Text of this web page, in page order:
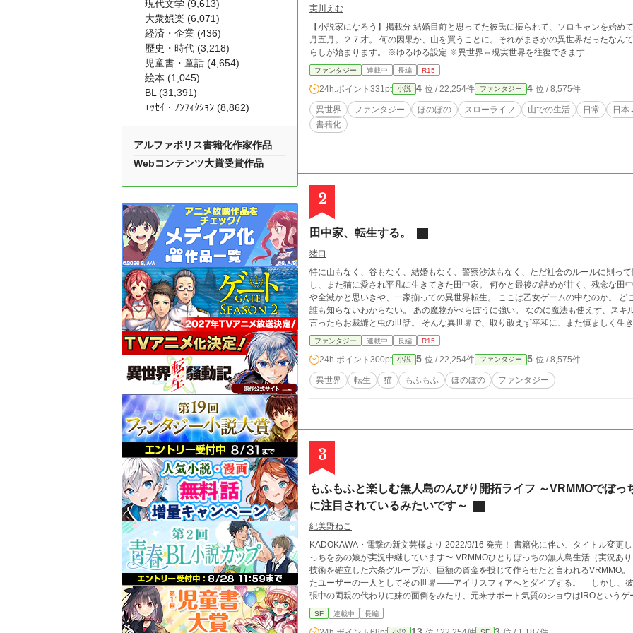
実川えむ
【小説家になろう】掲載分 結婚目前と思ってた彼氏に振られて、ソロキャンを始め
月五月。２７才。 何の因果か、山を買うことに。それがまさかの異世界だったなんて。 恋愛よりもスローライフな五月の、異
らしが始まります。 ※ゆるゆる設定 ※異世界⇔現実世界を往復できます
ファンタジー 連載中 長編 R15
24h.ポイント 331pt 小説 4 位 / 22,254件 ファンタジー 4 位 / 8,575件
異世界 ファンタジー ほのぼの スローライフ 山での生活 日常
日
書籍化
2
田中家、転生する。
猪口
特に山もなく、谷もなく、結婚もなく、警察沙汰もなく、ただ社会のルールに則っ
し、また猫に愛され平凡に生きてきた田中家。 何かと最後の詰めが甘く、残念な田中家。 そんな田中家を襲った突然の大地
や全滅かと思いきや、一家揃っての異世界転生。 ここは乙女ゲームの中なのか。 どこなのか。 悪役令嬢なのか。 攻略対象なのか。
誰も知らないわからない。 あの魔物がべらぼうに強い。 なのに魔法も使えず、ス
言ったらお裁縫と虫の世話。 そんな異世界で、取り敢えず平和に、また慎ましく生きていきたい田中
頂いております。
ファンタジー 連載中 長編 R15
24h.ポイント 300pt 小説 5 位 / 22,254件 ファンタジー 5 位 / 8,575件
異世界 転生 猫 もふもふ ほのぼの ファンタジー
3
もふもふと楽しむ無人島のんびり開拓ライフ ～VRMMOでぼ
に注目されているみたいです～
紀美野ねこ
KADOKAWA・電撃の新文芸様より 2022/9/16 発売！ 書籍化に伴い、タイトル変更
っちをあの娘が実況中継しています〜 VRMMOひとりぼっちの無人島生活（実況あり） 『Iris Revolution Online』――フルダイブVR
技術を確立した六条グループが、巨額の資金を投じて作らせたと言われるVRMMO。 伊勢翔太（ショウ）は限定オープンに当選し
たユーザーの一人としてその世界――アイリスフィアへとダイブする。 しかし、
張中の両親の代わりに妹の面倒をみたり、元来サポート気質のショウはIROという
したのだった。 順調に無人島スタートしたショウだが、不用意に配信していたのをミオンというリスナーに見つかってしまう。
実はそのミオンはクラスメイトの出雲澪。 同じ電脳部に入ったことでお互いに気
SF 連載中 長編
現代文学 (9,613)
大衆娯楽 (6,071)
経済・企業 (436)
歴史・時代 (3,218)
児童書・童話 (4,654)
絵本 (1,045)
BL (31,391)
ｴｯｾｲ・ﾉﾝﾌｨｸｼｮﾝ (8,862)
アルファポリス書籍化作家作品
Webコンテンツ大賞受賞作品